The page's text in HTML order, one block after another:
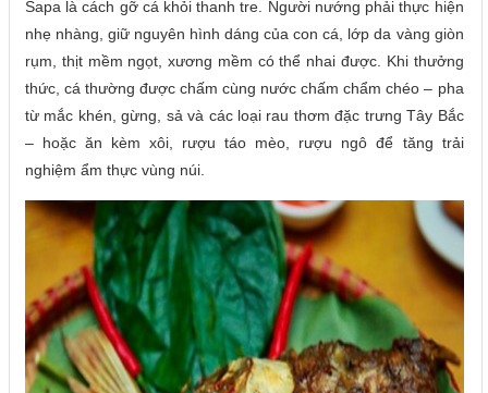
Sapa là cách gỡ cá khỏi thanh tre. Người nướng phải thực hiện
nhẹ nhàng, giữ nguyên hình dáng của con cá, lớp da vàng giòn
rụm, thịt mềm ngọt, xương mềm có thể nhai được. Khi thưởng
thức, cá thường được chấm cùng nước chấm chẩm chéo – pha
từ mắc khén, gừng, sả và các loại rau thơm đặc trưng Tây Bắc
– hoặc ăn kèm xôi, rượu táo mèo, rượu ngô để tăng trải
nghiệm ẩm thực vùng núi.